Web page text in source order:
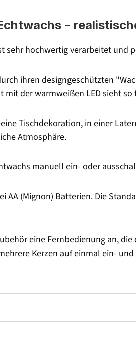
-
sehr hochwertig verarbeitet und
ihren designgeschützten
mit der warmweißen LED sieht
Tischdekoration, in einer
Atmosphäre.
manuell ein- oder
AA (Mignon) Batterien. Die
eine Fernbedienung an,
Kerzen auf einmal ein-